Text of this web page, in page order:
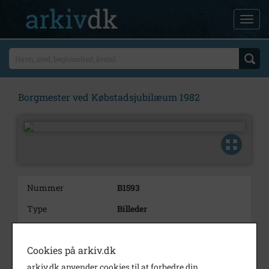
Borgmester ved Købstadsjubilæum 1982
Nummer
B1593
Type
Billeder
Cookies på arkiv.dk